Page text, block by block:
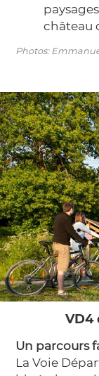
château
Photos:
VD4
Un parcours
La Voie